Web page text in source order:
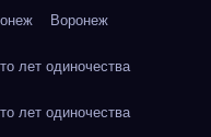
Воронеж
лет одиночества
лет одиночества